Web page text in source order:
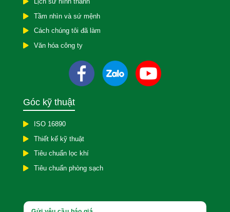
Tầm nhìn và sứ mệnh
Cách chúng tôi đã làm
Văn hóa công ty
Góc kỹ thuật
ISO 16890
Thiết kế kỹ thuật
Tiêu chuẩn lọc khí
Tiêu chuẩn phòng sạch